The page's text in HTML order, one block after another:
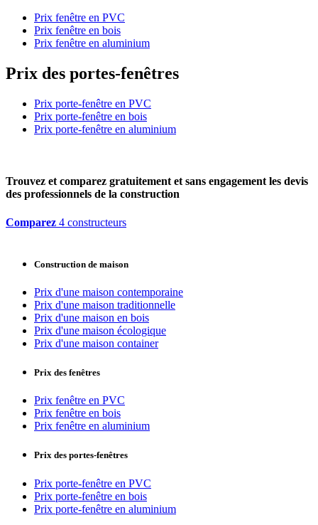
Prix fenêtre en PVC
Prix fenêtre en bois
Prix fenêtre en aluminium
Prix des portes-fenêtres
Prix porte-fenêtre en PVC
Prix porte-fenêtre en bois
Prix porte-fenêtre en aluminium
Trouvez et comparez gratuitement et sans engagement les devis
des professionnels de la construction
Comparez 4 constructeurs
Construction de maison
Prix d'une maison contemporaine
Prix d'une maison traditionnelle
Prix d'une maison en bois
Prix d'une maison écologique
Prix d'une maison container
Prix des fenêtres
Prix fenêtre en PVC
Prix fenêtre en bois
Prix fenêtre en aluminium
Prix des portes-fenêtres
Prix porte-fenêtre en PVC
Prix porte-fenêtre en bois
Prix porte-fenêtre en aluminium